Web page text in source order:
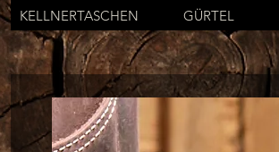
KELLNERTASCHEN GÜRTEL